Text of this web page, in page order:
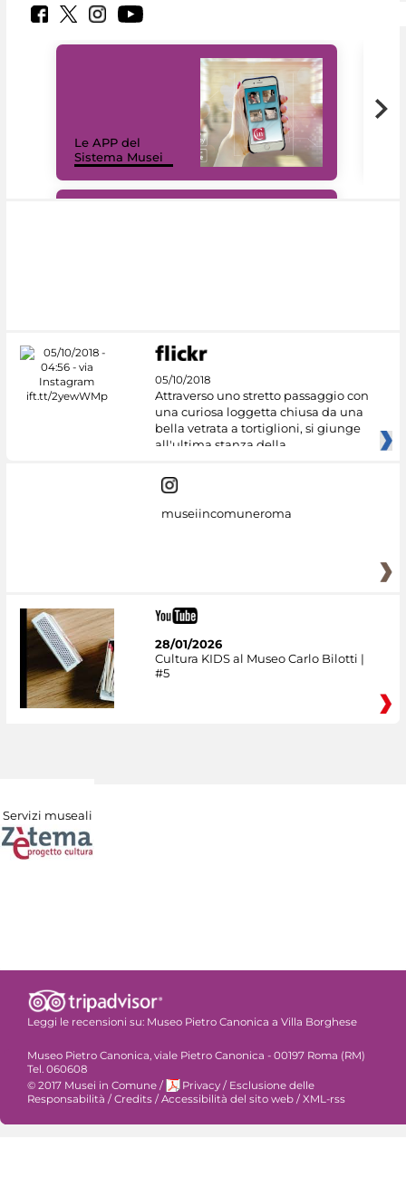
Le APP del
Sistema Musei
05/10/2018
Attraverso uno stretto passaggio con
una curiosa loggetta chiusa da una
bella vetrata a tortiglioni, si giunge
all'ultima stanza della
museiincomuneroma
28/01/2026
Cultura KIDS al Museo Carlo Bilotti |
#5
Servizi museali
Leggi le recensioni su: Museo Pietro Canonica a Villa Borghese
Museo Pietro Canonica, viale Pietro Canonica - 00197 Roma (RM)
Tel. 060608
© 2017 Musei in Comune / Privacy / Esclusione delle
Responsabilità /Credits /Accessibilità del sito web /XML-rss